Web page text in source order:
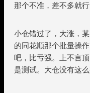
那个不准，差不多就行
小仓错过了，大涨，
的同花顺那个批量操
吧，比亏强。上不言
是测试。大仓没有这么